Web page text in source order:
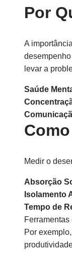
Por
A
levar a
Saúde
Medir o
Absorção
Isolamento
Tempo de
Por